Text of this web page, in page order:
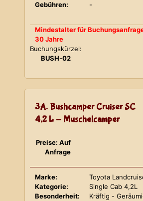
Gebühren:
-
Mindestalter für
30 Jahre
Buchungskürzel:
BUSH-02
3A. Bushcamper Cruiser SC
4,2 L - Muschelcamper
Preise: Auf
Anfrage
Marke:
Toyota
Kategorie:
Single Cab 4,2L
Besonderheit:
Kräftig -